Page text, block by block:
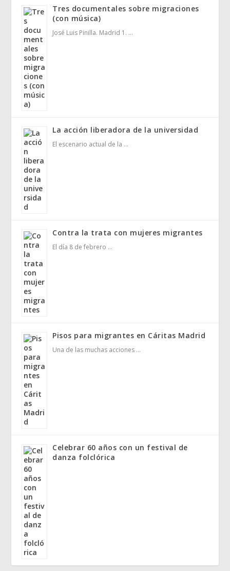
Tres documentales sobre migraciones
(con música)
José Luis Pinilla. Madrid 1. …
La acción liberadora de la universidad
El escenario actual de la …
Contra la trata con mujeres migrantes
El día 8 de febrero …
Pisos para migrantes en Cáritas Madrid
Una de las muchas acciones …
Celebrar 60 años con un festival de
danza folclórica